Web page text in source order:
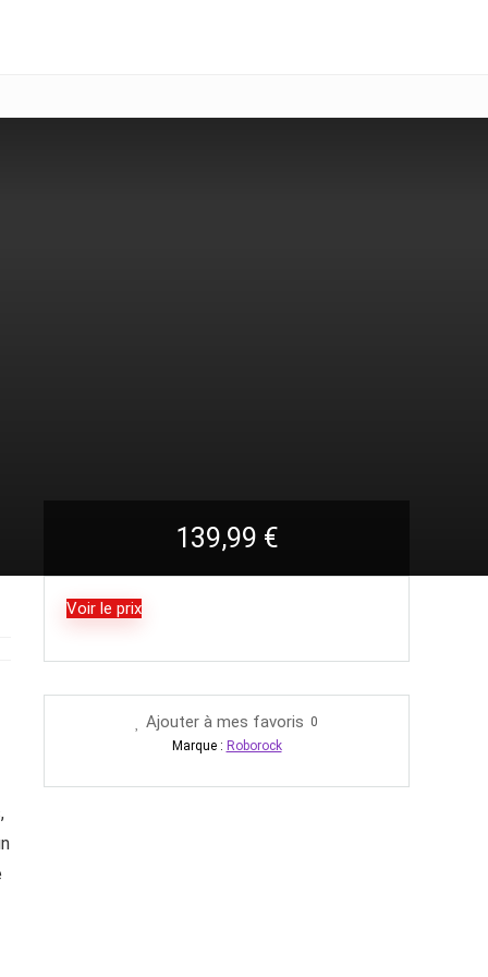
139,99 €
Voir le prix
Ajouter à mes favoris 0
Marque : Roborock